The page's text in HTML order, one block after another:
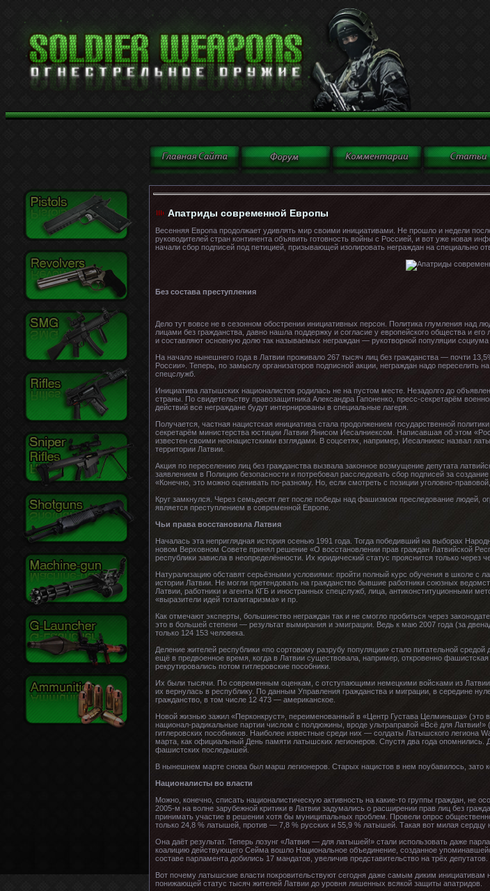
Апатриды современной Европы
Весенняя Европа продолжает удивлять мир своими инициативами. Не прошло и недели
руководителей стран континента объявить готовность войны с Россией, и вот уже новая
начали сбор подписей под петицией, призывающей изолировать неграждан на специально
Без состава преступления
Дело тут вовсе не в сезонном обострении инициативных персон. Политика глумления над
лицами без гражданства, давно нашла поддержку и согласие у европейского общества и
и составляют основную долю так называемых неграждан — рукотворной популяции социума
На начало нынешнего года в Латвии проживало 267 тысяч лиц без гражданства — почти
России». Теперь, по замыслу организаторов подписной акции, неграждан надо переселить
спецслужб.
Инициатива латышских националистов родилась не на пустом месте. Незадолго до
страны. По свидетельству правозащитника Александра Гапоненко, пресс-секретарём
действий все неграждане будут интернированы в специальные лагеря.
Получается, частная нацистская инициатива стала продолжением государственной
секретарём министерства юстиции Латвии Янисом Иесалниексом. Написавшая об этом
известен своими неонацистскими взглядами. В соцсетях, например, Иесалниекс назвал
территории Латвии.
Акция по переселению лиц без гражданства вызвала законное возмущение депутата
заявлением в Полицию безопасности и потребовал расследовать сбор подписей за
«Конечно, это можно оценивать по-разному. Но, если смотреть с позиции уголовно-
Круг замкнулся. Через семьдесят лет после победы над фашизмом преследование людей,
является преступлением в современной Европе.
Чьи права восстановила Латвия
Началась эта неприглядная история осенью 1991 года. Тогда победивший на выборах
новом Верховном Совете принял решение «О восстановлении прав граждан Латвийской
республики зависла в неопределённости. Их юридический статус прояснится только через
Натурализацию обставят серьёзными условиями: пройти полный курс обучения в школе с
истории Латвии. Не могли претендовать на гражданство бывшие работники союзных
Латвии, работники и агенты КГБ и иностранных спецслужб, лица, антиконституционными
«выразители идей тоталитаризма» и пр.
Как отмечают эксперты, большинство неграждан так и не смогло пробиться через
это в большей степени — результат вымирания и эмиграции. Ведь к маю 2007 года (за
только 124 153 человека.
Деление жителей республики «по сортовому разрубу популяции» стало питательной
ещё в предвоенное время, когда в Латвии существовала, например, откровенно
рекрутировались потом гитлеровские пособники.
Их были тысячи. По современным оценкам, с отступающими немецкими войсками из
их вернулась в республику. По данным Управления гражданства и миграции, в середине
гражданство, в том числе 12 473 — американское.
Новой жизнью зажил «Перконкруст», переименованный в «Центр Густава Целминьша» (это
национал-радикальные партии числом с полдюжины, вроде ультраправой «Всё для
гитлеровских пособников. Наиболее известные среди них — солдаты Латышского легиона
марта, как официальный День памяти латышских легионеров. Спустя два года опомнились.
фашистских последышей.
В нынешнем марте снова был марш легионеров. Старых нацистов в нем поубавилось, зато
Националисты во власти
Можно, конечно, списать националистическую активность на какие-то группы граждан, не
2005-м на волне зарубежной критики в Латвии задумались о расширении прав лиц без
принимать участие в решении хотя бы муниципальных проблем. Провели опрос
только 24,8 % латышей, против — 7,8 % русских и 55,9 % латышей. Такая вот милая сердцу
Она даёт результат. Теперь лозунг «Латвия — для латышей!» стали использовать даже
коалицию действующего Сейма вошло Национальное объединение, созданное
составе парламента добились 17 мандатов, увеличив представительство на трёх
Вот почему латышские власти покровительствуют сегодня даже самым диким
понижающей статус тысяч жителей Латвии до уровня лишенных всякой защиты апатридов.